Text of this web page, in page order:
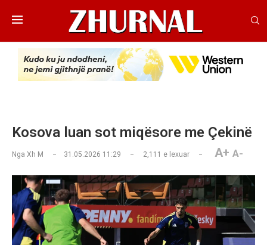
Kosova luan sot miqësore me Çekinë
Nga Xh M 31.05.2026 11:29 2,111 e lexuar A+ A-